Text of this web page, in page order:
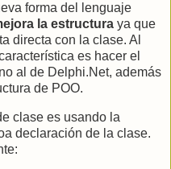
forma del lenguaje
la estructura ya que
directa con la clase. Al
es hacer el
al de Delphi.Net, además
de POO.
clase es usando la
declaración de la clase.